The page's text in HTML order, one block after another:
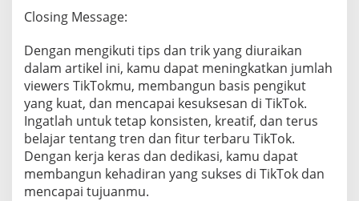
Closing Message:
Dengan mengikuti tips dan trik yang diuraikan
dalam artikel ini, kamu dapat meningkatkan jumlah
viewers TikTokmu, membangun basis pengikut
yang kuat, dan mencapai kesuksesan di TikTok.
Ingatlah untuk tetap konsisten, kreatif, dan terus
belajar tentang tren dan fitur terbaru TikTok.
Dengan kerja keras dan dedikasi, kamu dapat
membangun kehadiran yang sukses di TikTok dan
mencapai tujuanmu.